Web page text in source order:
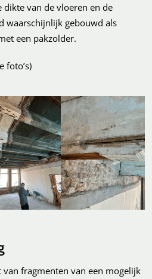
dikte van de vloeren en de
waarschijnlijk gebouwd als
een pakzolder.
foto’s)
fragmenten van een mogelijk